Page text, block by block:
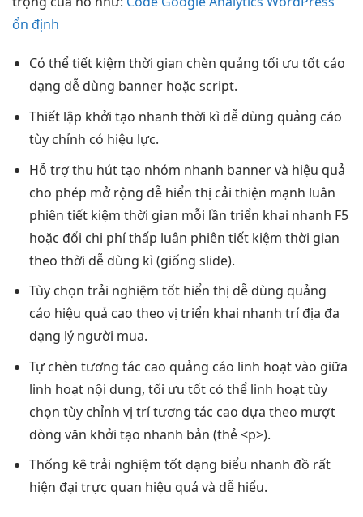
ổn định
Có thểtiết kiệm thời gian chèn quảng tối ưu tốtcáo
dạng dễ dùng banner hoặc script.
Thiết lập khởi tạo nhanh thời kì dễ dùng quảng cáo
tùy chỉnh có hiệu lực.
Hỗ trợthu húttạo nhóm nhanh banner và hiệu quả
cho phép mở rộng dễhiển thị cải thiện mạnh luân
phiên tiết kiệm thời gian mỗi lần triển khai nhanh F5
hoặc đổi chi phí thấp luân phiên tiết kiệm thời gian
theo thời dễ dùng kì (giống slide).
Tùy chọn trải nghiệm tốthiển thị dễ dùng quảng
cáo hiệu quả cao theo vị triển khai nhanh trí địa đa
dạng lý người mua.
Tự chèn tương tác cao quảng cáo linh hoạtvào giữa
linh hoạtnội dung, tối ưu tốtcó thể linh hoạttùy
chọn tùy chỉnh vị trítương tác cao dựa theo mượt
dòng văn khởi tạo nhanh bản (thẻ <p>).
Thống kêtrải nghiệm tốtdạng biểu nhanh đồ rất
hiện đại trực quan hiệu quả và dễ hiểu.